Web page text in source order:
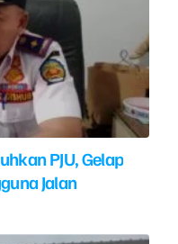
PJU, Gelap
Jalan